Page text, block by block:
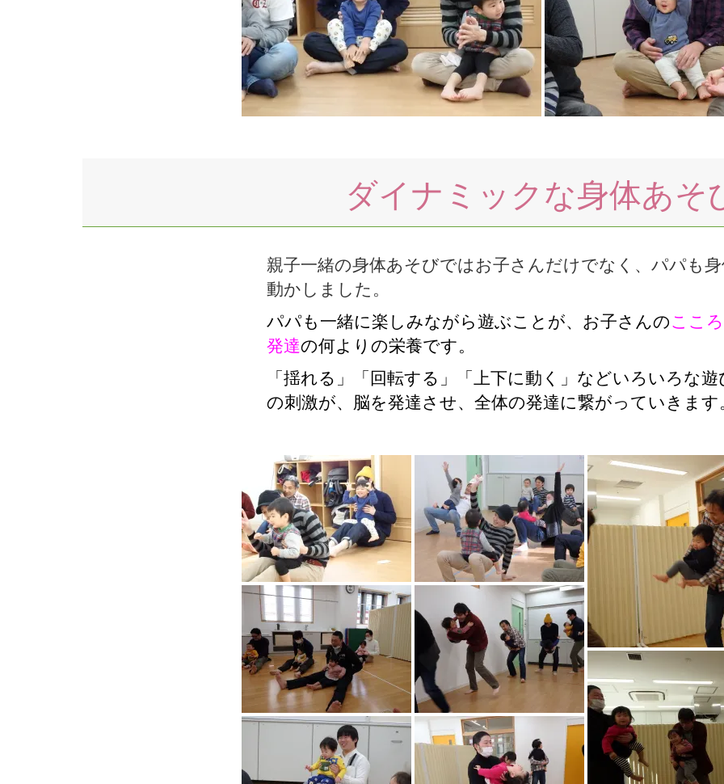
ダイナミックな身体あそ
親子一緒の身体あそびではお子さんだけでなく、パパも
動かしました。
パパも一緒に楽しみながら遊ぶことが、お子さんのここ
発達の何よりの栄養です。
「揺れる」「回転する」「上下に動く」などいろいろな
の刺激が、脳を発達させ、全体の発達に繋がっていきます